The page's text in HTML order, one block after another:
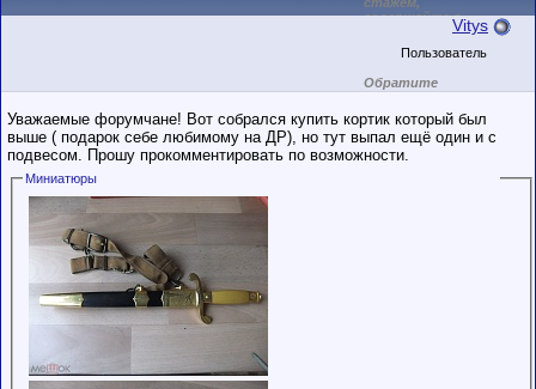
совершайте с
осторожностью!
Vitys
Пользователь
Обратите
внимание на
маленький стаж
пользователя на
этом форуме.
Сделки с
Уважаемые форумчане! Вот собрался купить кортик который был
выше ( подарок себе любимому на ДР), но тут выпал ещё один и с
подвесом. Прошу прокомментировать по возможности.
Миниатюры